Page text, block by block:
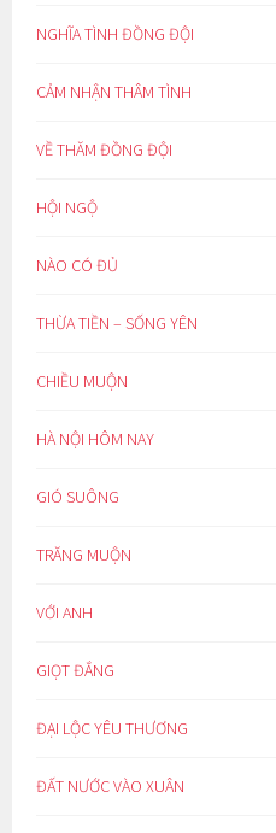
NGHĨA TÌNH ĐỒNG ĐỘI
CẢM NHẬN THÂM TÌNH
VỀ THĂM ĐỒNG ĐỘI
HỘI NGỘ
NÀO CÓ ĐỦ
THỪA TIỀN – SỐNG YÊN
CHIỀU MUỘN
HÀ NỘI HÔM NAY
GIÓ SUÔNG
TRĂNG MUỘN
VỚI ANH
GIỌT ĐẮNG
ĐẠI LỘC YÊU THƯƠNG
ĐẤT NƯỚC VÀO XUÂN